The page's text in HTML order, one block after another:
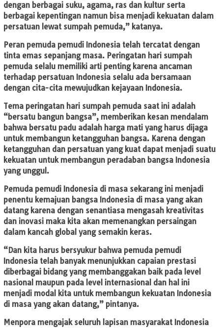
dengan berbagai suku, agama, ras dan kultur serta
berbagai kepentingan namun bisa menjadi kekuatan dalam
persatuan lewat sumpah pemuda,” katanya.
Peran pemuda pemudi Indonesia telah tercatat dengan
tinta emas sepanjang masa. Peringatan hari sumpah
pemuda selalu memiliki arti penting karena ancaman
terhadap persatuan Indonesia selalu ada bersamaan
dengan cita-cita mewujudkan kejayaan Indonesia.
Tema peringatan hari sumpah pemuda saat ini adalah
“bersatu bangun bangsa”, memberikan kesan mendalam
bahwa bersatu padu adalah harga mati yang harus dijaga
untuk membangun ketangguhan bangsa. Karena dengan
ketangguhan dan persatuan yang kuat dapat menjadi suatu
kekuatan untuk membangun peradaban bangsa Indonesia
yang unggul.
Pemuda pemudi Indonesia di masa sekarang ini menjadi
penentu kemajuan bangsa Indonesia di masa yang akan
datang karena dengan senantiasa mengasah kreativitas
dan inovasi maka kita akan memenangkan persaingan
dalam kancah global yang semakin keras.
“Dan kita harus bersyukur bahwa pemuda pemudi
Indonesia telah banyak menunjukkan capaian prestasi
diberbagai bidang yang membanggakan baik pada level
nasional maupun pada level internasional dan hal ini
menjadi modal kita untuk membangun kekuatan Indonesia
di masa yang akan datang,” pintanya.
Menpora mengajak seluruh lapisan masyarakat Indonesia